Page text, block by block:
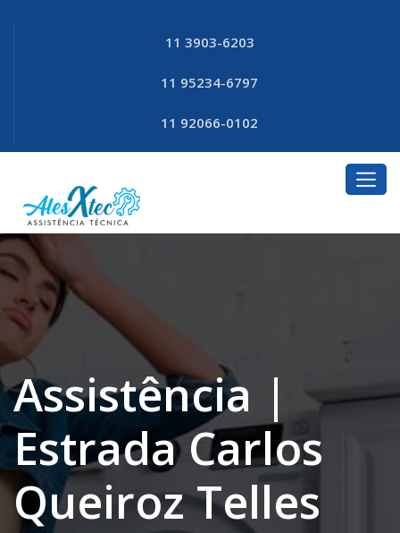
11 3903-6203
11 95234-6797
11 92066-0102
Assistência |
Estrada Carlos
Queiroz Telles